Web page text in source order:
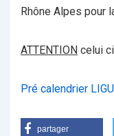
Rhône Alpes pour
ATTENTION celui
Pré calendrier
partager